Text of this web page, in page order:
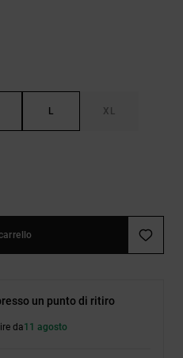
L XL
un punto di ritiro
da11 agosto